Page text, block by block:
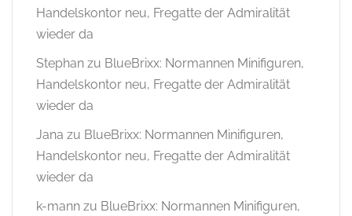
Handelskontor neu, Fregatte der Admiralität
wieder da
Stephan zu BlueBrixx: Normannen Minifiguren,
Handelskontor neu, Fregatte der Admiralität
wieder da
Jana zu BlueBrixx: Normannen Minifiguren,
Handelskontor neu, Fregatte der Admiralität
wieder da
k-mann zu BlueBrixx: Normannen Minifiguren,